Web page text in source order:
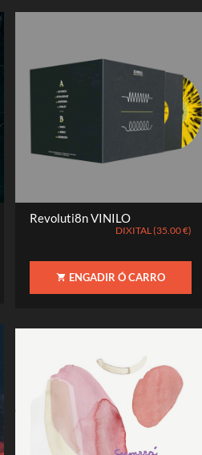
Revoluti8n VINILO
DIXITAL (35.00 €)
ENGADIR Ó CARRO